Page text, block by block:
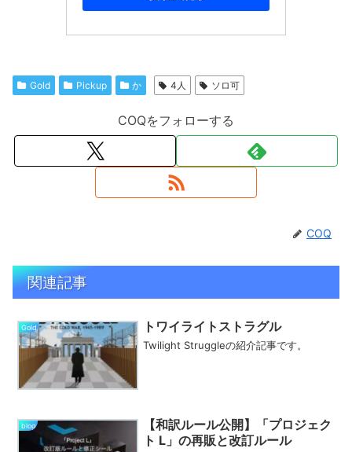
Gold Pickup か 4人 ソロ可
COQをフォローする
COQ
関連記事
Gold トワイライトストラグル
Twilight Struggleの紹介記事です。
blog
【和訳ルール公開】「プロジェク
ト L」の再販と改訂ルール